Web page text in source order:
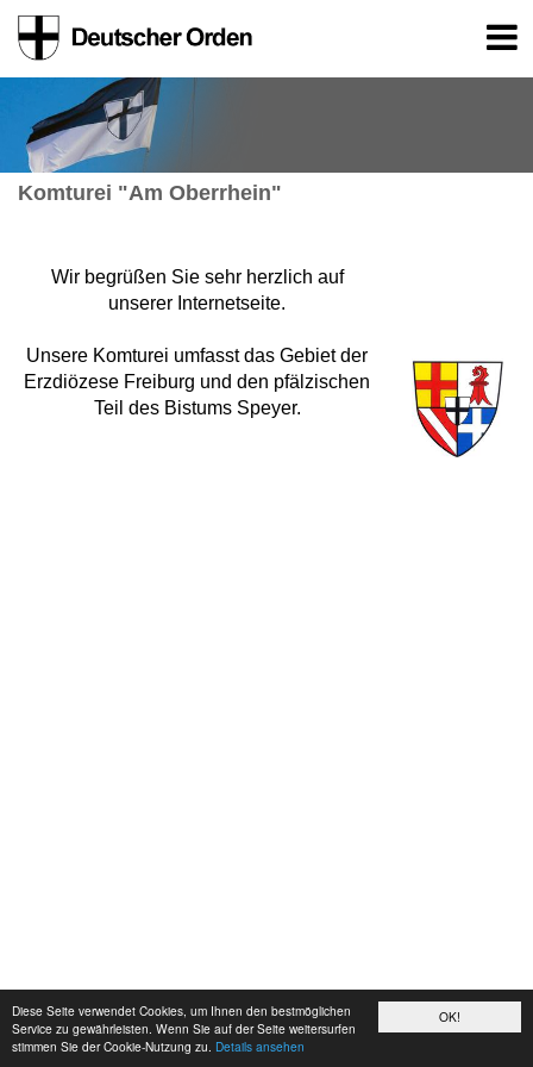
OK!
Diese Seite verwendet Cookies, um Ihnen den bestmöglichen
Service zu gewährleisten. Wenn Sie auf der Seite weitersurfen
stimmen Sie der Cookie-Nutzung zu. Details ansehen
Komturei "Am Oberrhein"
Wir begrüßen Sie sehr herzlich auf
unserer Internetseite.
Unsere Komturei umfasst das Gebiet der
Erzdiözese Freiburg und den pfälzischen
Teil des Bistums Speyer.